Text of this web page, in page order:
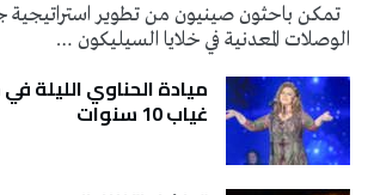
تمكن باحثون صينيون من تطوير
الوصلات المعدنية في خلايا السيليكون …
ميادة الحناوي الليلة
غياب 10 سنوات